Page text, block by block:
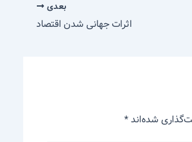
بعدی
اثرات جهانی شدن اقتصاد
شده‌اند*